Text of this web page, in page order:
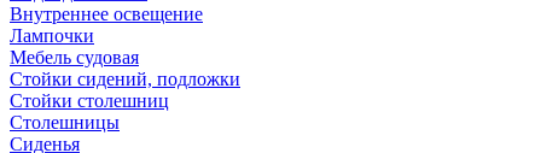
Внутреннее освещение
Лампочки
Мебель судовая
Стойки сидений, подложки
Стойки столешниц
Столешницы
Сиденья